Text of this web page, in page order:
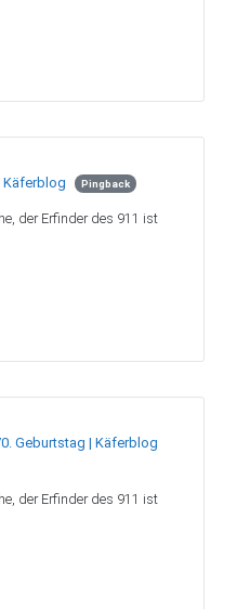
Käferblog Pingback
der Erfinder des 911 ist
Geburtstag | Käferblog
der Erfinder des 911 ist